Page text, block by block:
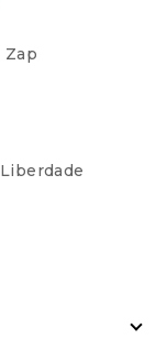
Zap